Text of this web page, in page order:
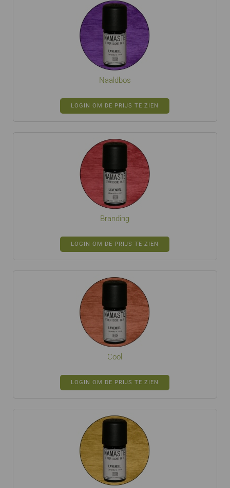
Naaldbos
LOGIN OM DE PRIJS TE ZIEN
Branding
LOGIN OM DE PRIJS TE ZIEN
Cool
LOGIN OM DE PRIJS TE ZIEN